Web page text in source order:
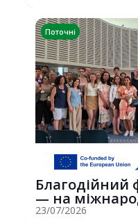
Поточні
Благодійний
— на
Erasmus+ у С...
23/07/2026